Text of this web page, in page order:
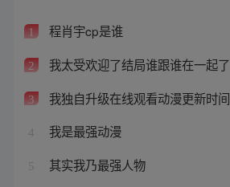
1 程肖宇cp是谁
2 我太受欢迎了结局谁跟谁在一起了
3 我独自升级在线观看动漫更新时间
4 我是最强动漫
5 其实我乃最强人物